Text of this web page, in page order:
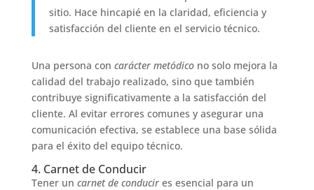
sitio. Hace hincapié en la claridad, eficiencia y
satisfacción del cliente en el servicio técnico.
Una persona con carácter metódicono solo mejora la
calidad del trabajo realizado, sino que también
contribuye significativamente a la satisfacción del
cliente. Al evitar errores comunes y asegurar una
comunicación efectiva, se establece una base sólida
para el éxito del equipo técnico.
4. Carnet de Conducir
Tener un carnet de conducires esencial para un